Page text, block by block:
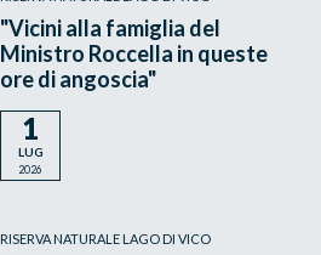
"Vicini alla famiglia del
Ministro Roccella in queste
ore di angoscia"
1
LUG
2026
RISERVA NATURALE LAGO DI VICO